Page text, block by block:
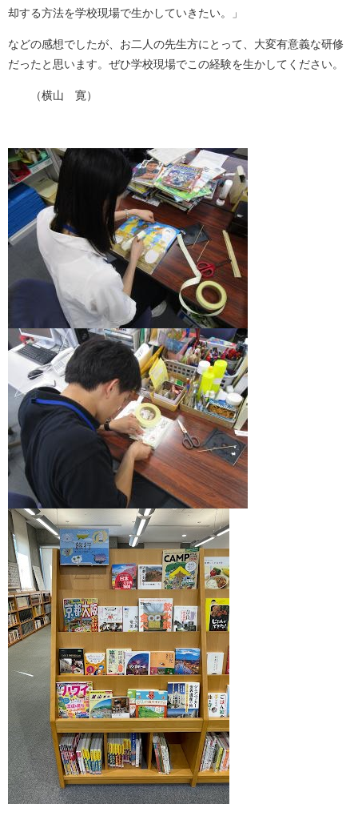
却する方法を学校現場で生かしていきたい。」
などの感想でしたが、お二人の先生方にとって、大変有意義な研修
だったと思います。ぜひ学校現場でこの経験を生かしてください。
（横山 寛）